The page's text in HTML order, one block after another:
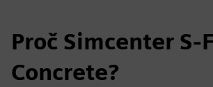
Proč Simcenter S-
Concrete?